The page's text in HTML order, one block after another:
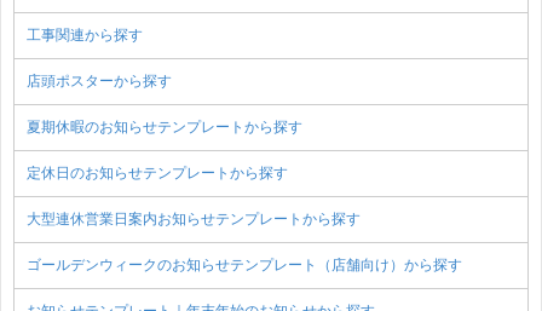
工事関連から探す
店頭ポスターから探す
夏期休暇のお知らせテンプレートから探す
定休日のお知らせテンプレートから探す
大型連休営業日案内お知らせテンプレートから探す
ゴールデンウィークのお知らせテンプレート（店舗向け）から探す